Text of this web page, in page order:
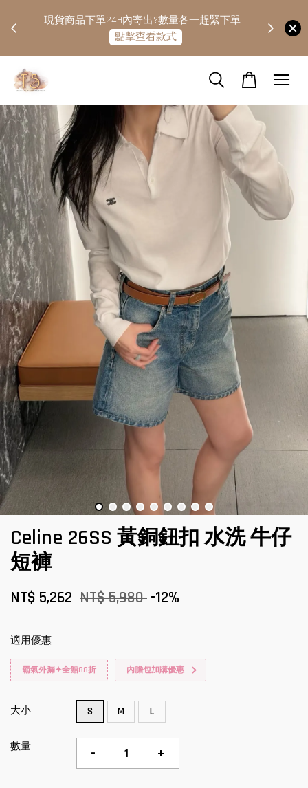
現貨商品下單24H內寄出?數量各一趕緊下單
點擊查看款式
Celine 26SS 黃銅鈕扣 水洗 牛仔
短褲
NT$ 5,262 NT$ 5,980 -12%
適用優惠
霸氣外漏✦全館88折 內膽包加購優惠
大小 S M L
數量 - +